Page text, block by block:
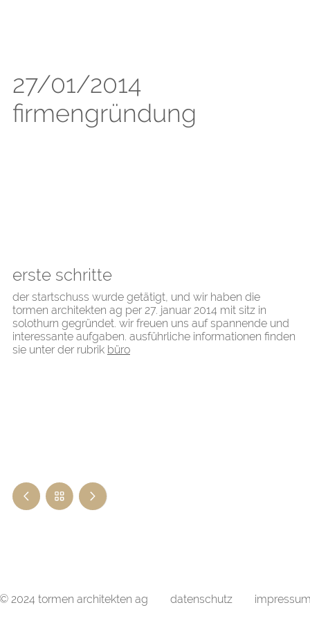
erste schritte
der startschuss wurde getätigt, und wir haben die
tormen architekten ag per 27. januar 2014 mit sitz in
solothurn gegründet. wir freuen uns auf spannende und
interessante aufgaben. ausführliche informationen finden
sie unter der rubrik büro
27/01/2014
firmengründung
2024 tormen architekten ag datenschutz